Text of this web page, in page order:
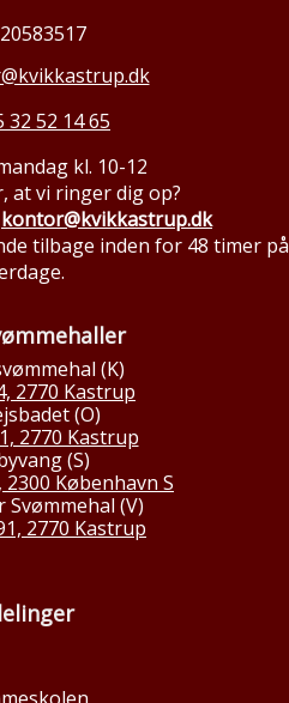
32 52 14 65
kl. 10-12
at vi ringer dig op?
kontor@kvikkastrup.dk
tilbage inden for 48 timer på
(K)
2770 Kastrup
(O)
2770 Kastrup
(S)
2300 København S
Svømmehal (V)
2770 Kastrup